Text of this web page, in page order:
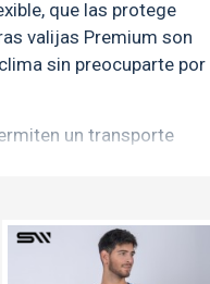
que las protege
valijas Premium son
sin preocuparte por
un transporte
pensadas para ser
La manija cuenta con
pone primero tu
TEXTTRANSPARENTE
OUT
TEXTTRANSPARENTE